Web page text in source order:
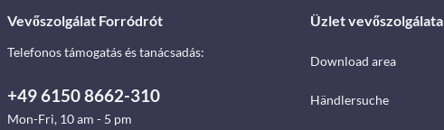
Vevőszolgálat Forródrót
Telefonos támogatás és tanácsadás:
+49 6150 8662-310
Mon-Fri, 10 am - 5 pm
Üzlet vevőszolgálata
Download area
Händlersuche